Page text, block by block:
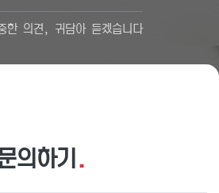
한 의견, 귀담아 듣겠습니다
의하기 .